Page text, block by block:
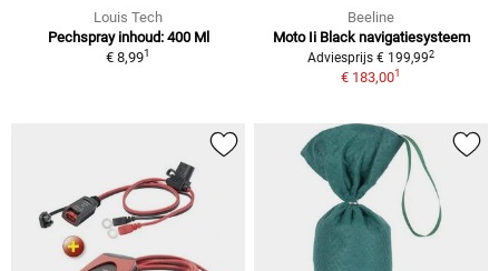
Louis Tech
Pechspray inhoud: 400 Ml
€ 8,991
Beeline
Moto Ii Black navigatiesysteem
Adviesprijs € 199,992
€ 183,001